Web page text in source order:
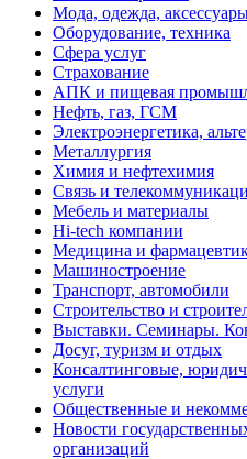
Мода, одежда,
Оборудование, техника
Сфера услуг
Страхование
АПК и пищевая
Нефть, газ, ГСМ
Электроэнергетика,
Металлургия
Химия и нефтехимия
Связь и
Мебель и материалы
Hi-tech компании
Медицина и
Машиностроение
Транспорт, автомобили
Строительство и
Выставки. Семинары.
Досуг, туризм и отдых
Консалтинговые,
услуги
Общественные и
Новости
организаций